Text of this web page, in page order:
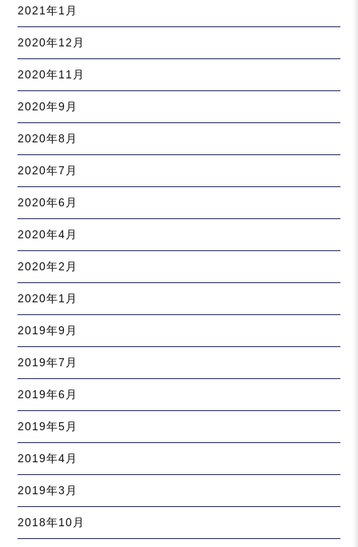
2021年1月
2020年12月
2020年11月
2020年9月
2020年8月
2020年7月
2020年6月
2020年4月
2020年2月
2020年1月
2019年9月
2019年7月
2019年6月
2019年5月
2019年4月
2019年3月
2018年10月